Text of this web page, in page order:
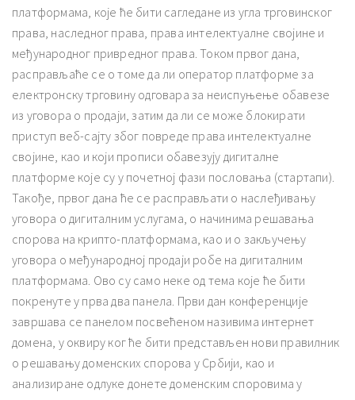
платформама, које ће бити сагледане из угла трговинског
права, наследног права, права интелектуалне својине и
међународног привредног права. Током првог дана,
расправљаће се о томе да ли оператор платформе за
електронску трговину одговара за неиспуњење обавезе
из уговора о продаји, затим да ли се може блокирати
приступ веб-сајту због повреде права интелектуалне
својине, као и који прописи обавезују дигиталне
платформе које су у почетној фази пословања (стартапи).
Такође, првог дана ће се расправљати о наслеђивању
уговора о дигиталним услугама, о начинима решавања
спорова на крипто-платформама, као и о закључењу
уговора о међународној продаји робе на дигиталним
платформама. Ово су само неке од тема које ће бити
покренуте у прва два панела. Први дан конференције
завршава се панелом посвећеном називима интернет
домена, у оквиру ког ће бити представљен нови правилник
о решавању доменских спорова у Србији, као и
анализиране одлуке донете доменским споровима у